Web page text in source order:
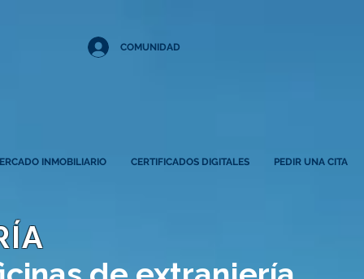
COMUNIDAD
INMOBILIARIO CERTIFICADOS DIGITALES PEDIR UNA CITA